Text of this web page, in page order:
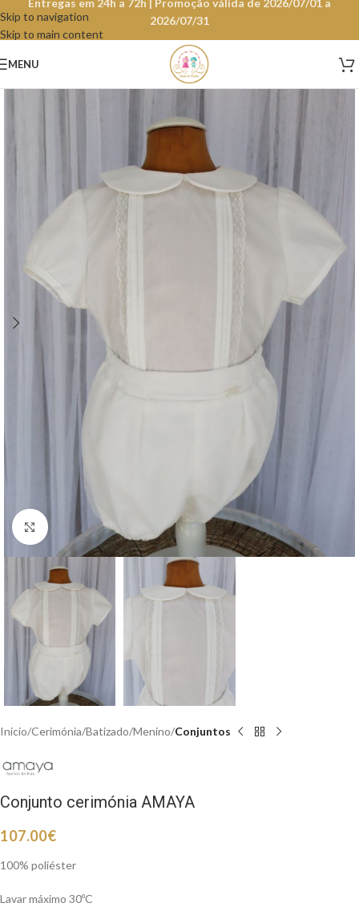
Skip to navigation
Skip to main content
Entregas em 24h a 72h | Promoção válida de 2026/07/01 a
2026/07/31
MENU
Clique para aumentar
Início Cerimónia Batizado Menino Conjuntos
Conjunto cerimónia AMAYA
107.00€
100% poliéster
Lavar máximo 30ºC